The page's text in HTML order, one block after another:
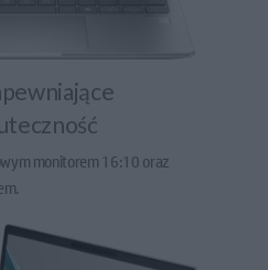
dokupisz niezbędne
monitorem 16:10 oraz